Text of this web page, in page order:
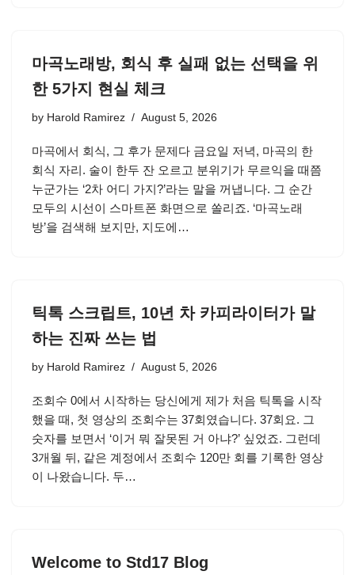
마곡노래방, 회식 후 실패 없는 선택을 위
한 5가지 현실 체크
by Harold Ramirez August 5, 2026
마곡에서 회식, 그 후가 문제다 금요일 저녁, 마곡의 한
회식 자리. 술이 한두 잔 오르고 분위기가 무르익을 때쯤
누군가는 ‘2차 어디 가지?’라는 말을 꺼냅니다. 그 순간
모두의 시선이 스마트폰 화면으로 쏠리죠. ‘마곡노래
방’을 검색해 보지만, 지도에…
틱톡 스크립트, 10년 차 카피라이터가 말
하는 진짜 쓰는 법
by Harold Ramirez August 5, 2026
조회수 0에서 시작하는 당신에게 제가 처음 틱톡을 시작
했을 때, 첫 영상의 조회수는 37회였습니다. 37회요. 그
숫자를 보면서 ‘이거 뭐 잘못된 거 아냐?’ 싶었죠. 그런데
3개월 뒤, 같은 계정에서 조회수 120만 회를 기록한 영상
이 나왔습니다. 두…
Welcome to Std17 Blog